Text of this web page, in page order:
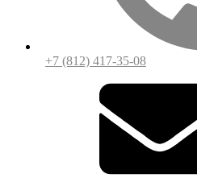
+7 (812) 417-35-08